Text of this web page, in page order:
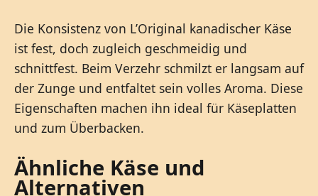
Die Konsistenz von L’Original kanadischer Käse
ist fest, doch zugleich geschmeidig und
schnittfest. Beim Verzehr schmilzt er langsam auf
der Zunge und entfaltet sein volles Aroma. Diese
Eigenschaften machen ihn ideal für Käseplatten
und zum Überbacken.
Ähnliche Käse und
Alternativen